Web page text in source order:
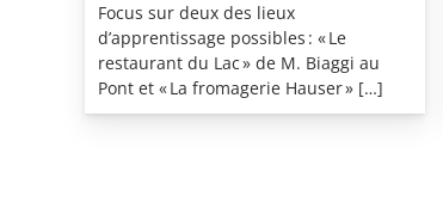
Focus sur deux des lieux
d’apprentissage possibles : « Le
restaurant du Lac » de M. Biaggi au
Pont et « La fromagerie Hauser » […]